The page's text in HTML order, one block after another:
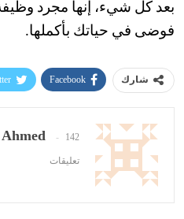
بعد كل شيء، إنها مجرد
فوضى في حياتك بأكملها.
شارك Facebook
البريد الإلكتروني Ahmed 142 المشاركات
تعليقات